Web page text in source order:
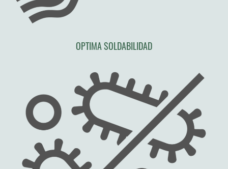
OPTIMA SOLDABILIDAD